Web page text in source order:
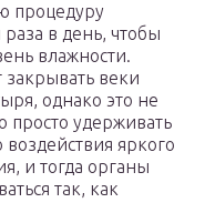
процедуру
раза в день, чтобы
влажности.
веки
однако это не
просто удерживать
яркого
и тогда органы
так, как